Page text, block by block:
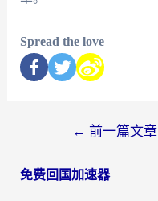
Spread the love
← 前一篇文章
免费回国加速器